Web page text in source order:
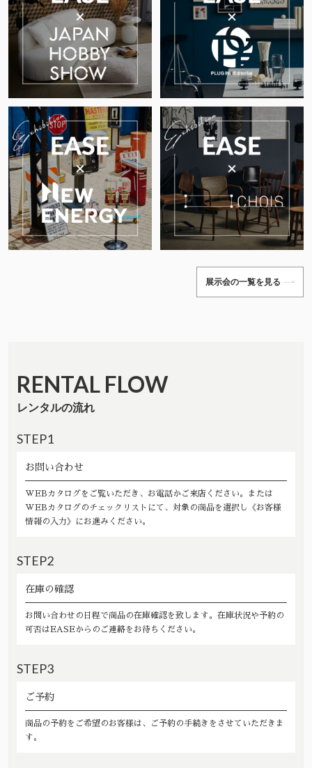
展示会の一覧を見る
RENTAL FLOW
レンタルの流れ
STEP1
お問い合わせ
WEBカタログをご覧いただき、お電話かご来店ください。または
WEBカタログのチェックリストにて、対象の商品を選択し《お客様
情報の入力》にお進みください。
STEP2
在庫の確認
お問い合わせの日程で商品の在庫確認を致します。在庫状況や予約の
可否はEASEからのご連絡をお待ちください。
STEP3
ご予約
商品の予約をご希望のお客様は、ご予約の手続きをさせていただきま
す。